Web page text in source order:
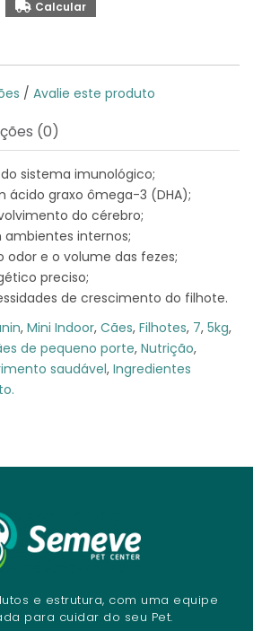
/ Avalie este produto
(0)
sistema imunológico;
ácido graxo ômega-3 (DHA);
do cérebro;
ambientes internos;
odor e o volume das fezes;
preciso;
de crescimento do filhote.
, Mini Indoor, Cães, Filhotes, 7, 5kg,
de pequeno porte, Nutrição,
saudável, Ingredientes
e estrutura, com uma equipe
para cuidar do seu Pet.